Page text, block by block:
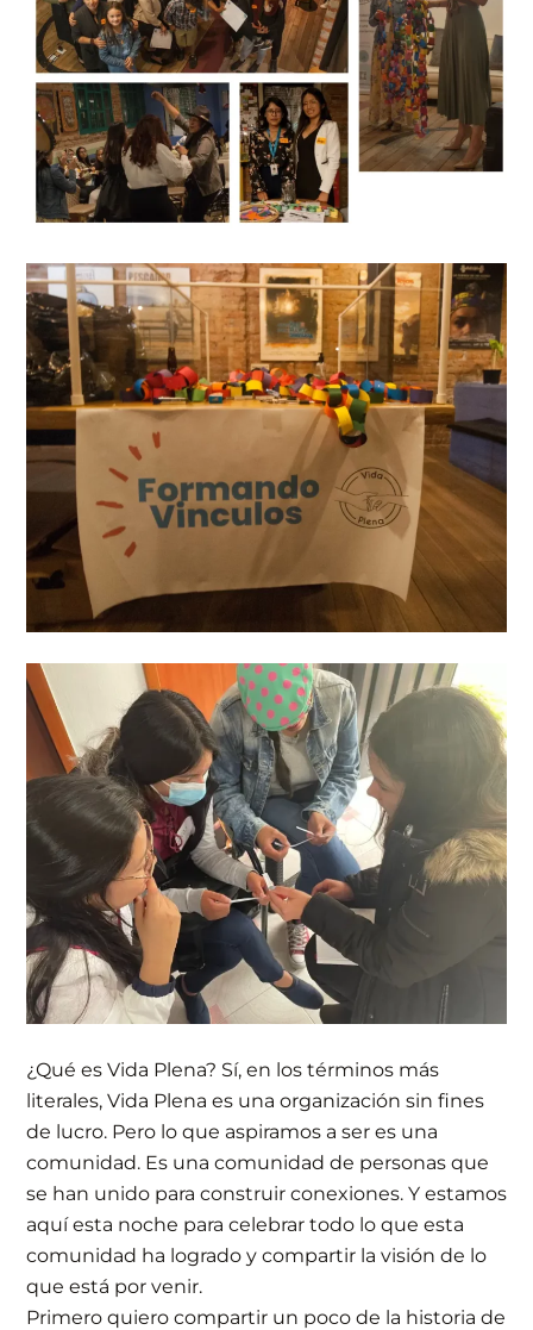
¿Qué es Vida Plena? Sí, en los términos más
literales, Vida Plena es una organización sin fines
de lucro. Pero lo que aspiramos a ser es una
comunidad. Es una comunidad de personas que
se han unido para construir conexiones. Y estamos
aquí esta noche para celebrar todo lo que esta
comunidad ha logrado y compartir la visión de lo
que está por venir.
Primero quiero compartir un poco de la historia de